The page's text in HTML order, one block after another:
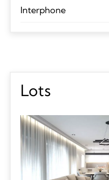
Interphone
Lots